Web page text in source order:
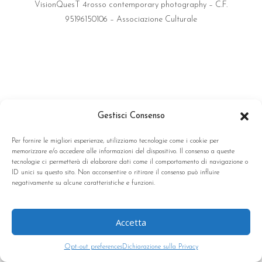
Gestisci Consenso
Per fornire le migliori esperienze, utilizziamo tecnologie come i cookie per
memorizzare e/o accedere alle informazioni del dispositivo. Il consenso a queste
tecnologie ci permetterà di elaborare dati come il comportamento di navigazione o
ID unici su questo sito. Non acconsentire o ritirare il consenso può influire
negativamente su alcune caratteristiche e funzioni.
Accetta
Opt-out preferencesDichiarazione sulla Privacy
VisionQuesT 4rosso contemporary photography – C.F.
95196150106 – Associazione Culturale